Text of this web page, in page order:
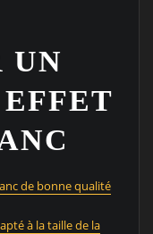
UN
de bonne qualité
à la taille de la